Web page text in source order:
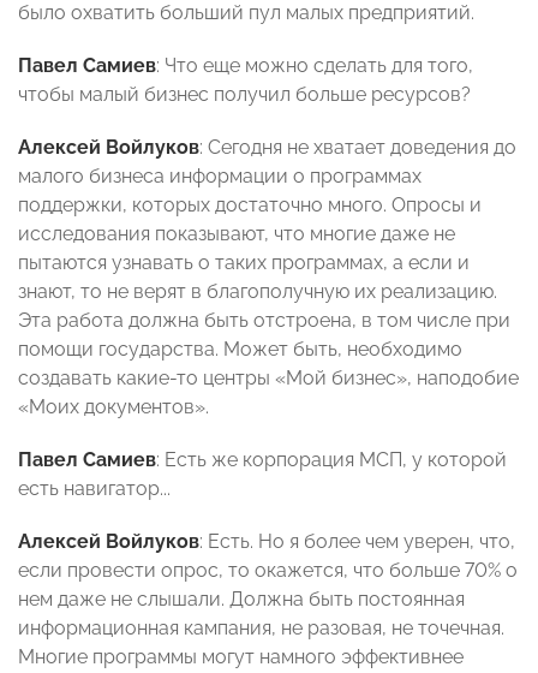
было охватить больший пул малых предприятий.
Павел Самиев: Что еще можно сделать для того,
чтобы малый бизнес получил больше ресурсов?
Алексей Войлуков: Сегодня не хватает доведения до
малого бизнеса информации о программах
поддержки, которых достаточно много. Опросы и
исследования показывают, что многие даже не
пытаются узнавать о таких программах, а если и
знают, то не верят в благополучную их реализацию.
Эта работа должна быть отстроена, в том числе при
помощи государства. Может быть, необходимо
создавать какие-то центры «Мой бизнес», наподобие
«Моих документов».
Павел Самиев: Есть же корпорация МСП, у которой
есть навигатор...
Алексей Войлуков: Есть. Но я более чем уверен, что,
если провести опрос, то окажется, что больше 70% о
нем даже не слышали. Должна быть постоянная
информационная кампания, не разовая, не точечная.
Многие программы могут намного эффективнее